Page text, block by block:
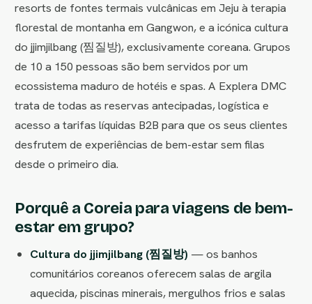
resorts de fontes termais vulcânicas em Jeju à terapia
florestal de montanha em Gangwon, e a icónica cultura
do jjimjilbang (찜질방), exclusivamente coreana. Grupos
de 10 a 150 pessoas são bem servidos por um
ecossistema maduro de hotéis e spas. A Explera DMC
trata de todas as reservas antecipadas, logística e
acesso a tarifas líquidas B2B para que os seus clientes
desfrutem de experiências de bem-estar sem filas
desde o primeiro dia.
Porquê a Coreia para viagens de bem-
estar em grupo?
Cultura do jjimjilbang (찜질방) — os banhos
comunitários coreanos oferecem salas de argila
aquecida, piscinas minerais, mergulhos frios e salas